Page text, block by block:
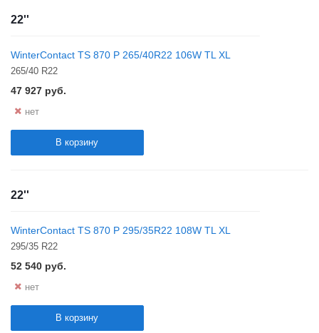
22''
WinterContact TS 870 P 265/40R22 106W TL XL
265/40 R22
47 927 руб.
нет
В корзину
22''
WinterContact TS 870 P 295/35R22 108W TL XL
295/35 R22
52 540 руб.
нет
В корзину